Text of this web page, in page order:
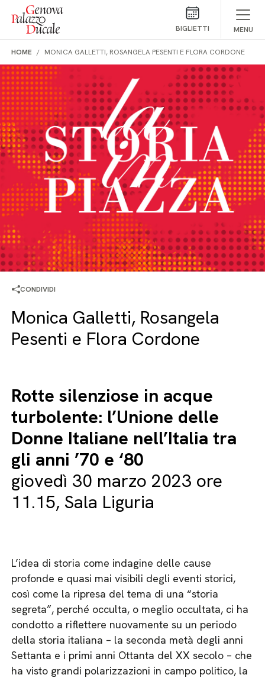
Salta al contenuto
BIGLIETTI MENU
HOME MONICA GALLETTI, ROSANGELA PESENTI E FLORA CORDONE
CONDIVIDI
Monica Galletti, Rosangela
Pesenti e Flora Cordone
Rotte silenziose in acque
turbolente: l’Unione delle
Donne Italiane nell’Italia tra
gli anni ’70 e ‘80
giovedì 30 marzo 2023 ore
11.15, Sala Liguria
L’idea di storia come indagine delle cause
profonde e quasi mai visibili degli eventi storici,
così come la ripresa del tema di una “storia
segreta”, perché occulta, o meglio occultata, ci ha
condotto a riflettere nuovamente su un periodo
della storia italiana – la seconda metà degli anni
Settanta e i primi anni Ottanta del XX secolo – che
ha visto grandi polarizzazioni in campo politico, la